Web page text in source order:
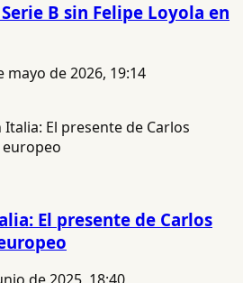
B sin Felipe Loyola en
mayo de 2026, 19:14
El presente de Carlos